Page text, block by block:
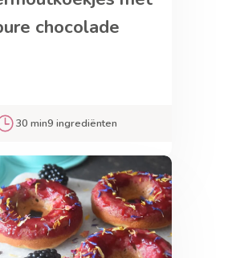
chocolade
30 min9 ingrediënten